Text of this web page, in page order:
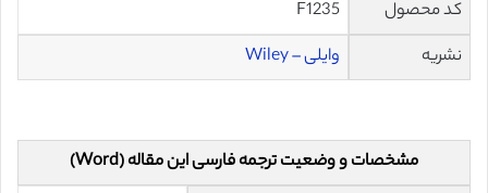
کد محصول
F1235
نشریه
وایلی – Wiley
مشخصات و وضعیت ترجمه فارسی این مقاله (Word)